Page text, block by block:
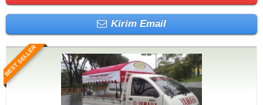
Kirim Email
BEST SELLER